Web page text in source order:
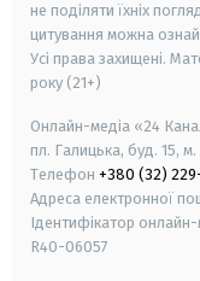
не поділяти їхніх
цитування можна
Усі права захищені.
року (21+)
Онлайн-медіа «24
пл. Галицька, буд. 15,
Телефон +380 (32)
Адреса електронної
Ідентифікатор онлайн-
R40-06057